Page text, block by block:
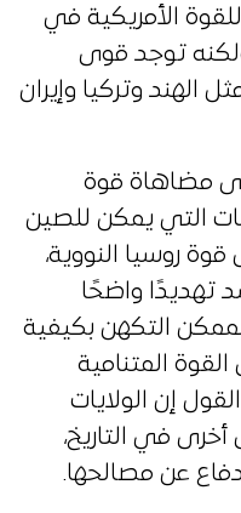
الأمريكية في
توجد قوى
الهند وتركيا وإيران
مضاهاة قوة
التي يمكن للصين
روسيا النووية،
تهديدًا واضحًا
التكهن بكيفية
المتنامية
إن الولايات
في التاريخ،
عن مصالحها.